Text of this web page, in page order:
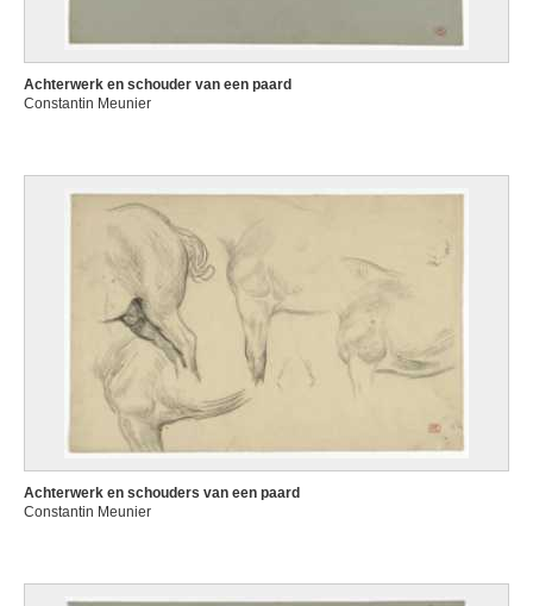
Achterwerk en schouder van een paard
Constantin Meunier
Achterwerk en schouders van een paard
Constantin Meunier